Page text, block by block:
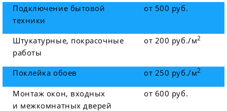
Подключение бытовой
техники
от 500 руб.
Штукатурные, покрасочные
работы
от 200 руб./м2
Поклейка обоев от 250 руб./м2
Монтаж окон, входных
и межкомнатных дверей
от 600 руб.